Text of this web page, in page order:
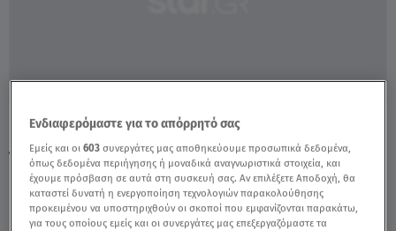
Παρθένος Σήμερα 16/9/25: Οι Προβλέψεις
της Άσης Μπήλιου - Video
Ενδιαφερόμαστε για το απόρρητό σας
Εμείς και οι603 συνεργάτες μας αποθηκεύουμε προσωπικά δεδομένα,
όπως δεδομένα περιήγησης ή μοναδικά αναγνωριστικά στοιχεία, και
έχουμε πρόσβαση σε αυτά στη συσκευή σας. Αν επιλέξετε Αποδοχή, θα
καταστεί δυνατή η ενεργοποίηση τεχνολογιών παρακολούθησης
προκειμένου να υποστηριχθούν οι σκοποί που εμφανίζονται παρακάτω,
για τους οποίους εμείς και οι συνεργάτες μας επεξεργαζόμαστε τα